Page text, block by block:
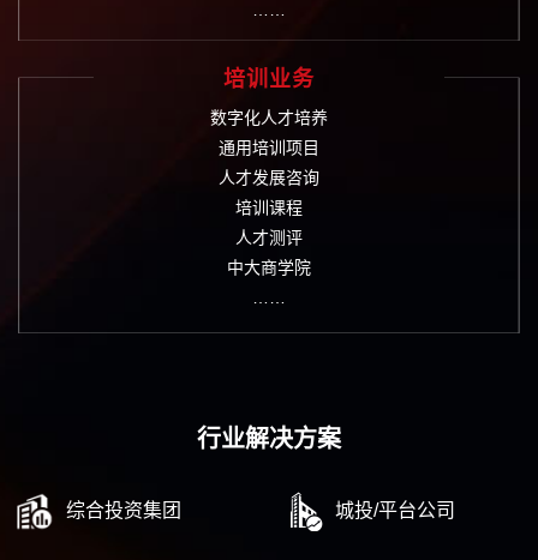
培训业务
数字化人才培养
通用培训项目
人才发展咨询
培训课程
人才测评
中大商学院
行业解决方案
综合投资集团 城投/平台公司